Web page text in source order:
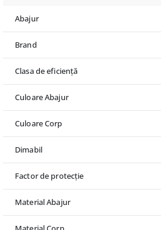
Abajur
Brand
Clasa de eficiență
Culoare Abajur
Culoare Corp
Dimabil
Factor de protecție
Material Abajur